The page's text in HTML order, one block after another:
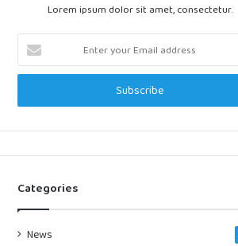
Lorem ipsum dolor sit amet, consectetur.
Enter
your
Email
Categories
News